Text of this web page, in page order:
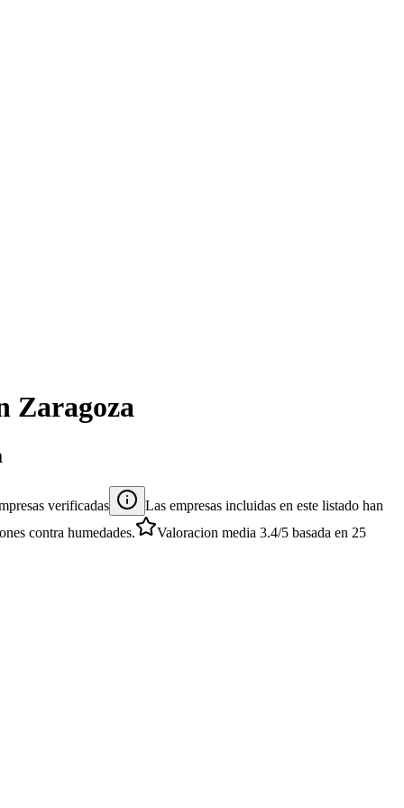
Zaragoza
verificadas
Las empresas incluidas en este listado han
contra humedades.
Valoracion media 3.4/5 basada en 25